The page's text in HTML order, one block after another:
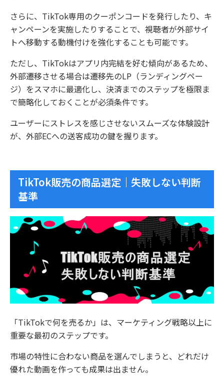
さらに、TikTok専用のクーポンコードを発行したり、キ
ャンペーンを実施したりすることで、視聴者が外部サイ
トへ移動する動機付けを強化することも可能です。
ただし、TikTokはアプリ内完結を好む傾向があるため、
外部遷移させる場合は遷移先のLP（ランディングペー
ジ）をスマホに最適化し、決済までのステップを極限ま
で簡略化しておくことが必須条件です。
ユーザーにストレスを感じさせないスムーズな体験設計
が、外部ECへの送客成功の鍵を握ります。
TikTok販売の商品選定｜失敗しない判断
基準
「TikTokで何を売るか」は、マーケティング戦略以上に
重要な最初のステップです。
市場の特性に合わない商品を選んでしまうと、どれだけ
優れた動画を作っても成果は出ません。